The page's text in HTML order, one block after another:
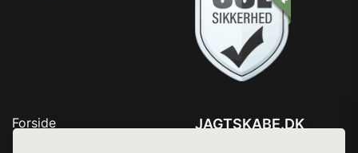
Forside
JAGTSKABE.DK